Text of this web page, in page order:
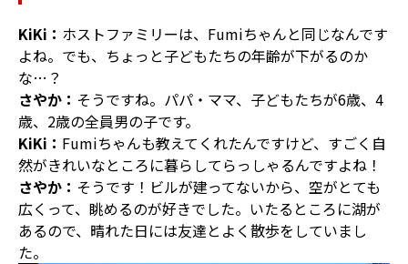
KiKi： ホストファミリーは、Fumiちゃんと同じなんです
よね。でも、ちょっと子どもたちの年齢が下がるのか
な…？
さやか： そうですね。パパ・ママ、子どもたちが6歳、4
歳、2歳の全員男の子です。
KiKi： Fumiちゃんも教えてくれたんですけど、すごく自
然がきれいなところに暮らしてらっしゃるんですよね！
さやか： そうです！ビルが建ってないから、空がとても
広くって、眺めるのが好きでした。いたるところに湖が
あるので、晴れた日には友達とよく散歩をしていまし
た。